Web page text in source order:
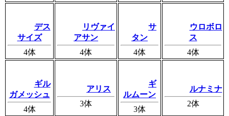
デス
サイズ
4体
リヴァイ
アサン
4体
サ
タン
4体
ウロボロ
ス
4体
ギル
ガメッシュ
4体
アリス
3体
ギ
ルムーン
3体
ルナミナ
2体